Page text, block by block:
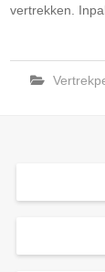
vertrekken.